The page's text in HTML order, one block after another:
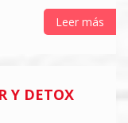
Leer más
Y DETOX